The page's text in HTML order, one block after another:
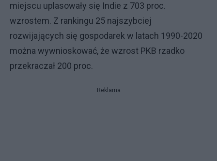
miejscu uplasowały się Indie z 703 proc.
wzrostem. Z rankingu 25 najszybciej
rozwijających się gospodarek w latach 1990-2020
można wywnioskować, że wzrost PKB rzadko
przekraczał 200 proc.
Reklama